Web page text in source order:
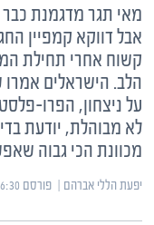
מאי תגר מדגמנת כבר
אבל דווקא קמפיין
קשוח אחרי תחילת
הלב. הישראלים אמרו
על ניצחון, הפרו-
לא מבוהלת, יודעת
מכוונת הכי גבוה
יפעת הללי אברהם | ‏פורסם ‎23/11/2023 16:30